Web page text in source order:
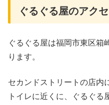
ぐるぐる屋のアク
ぐるぐる屋は福岡市東区箱
ります。
セカンドストリートの店内
トイレに近くに、ぐるぐ